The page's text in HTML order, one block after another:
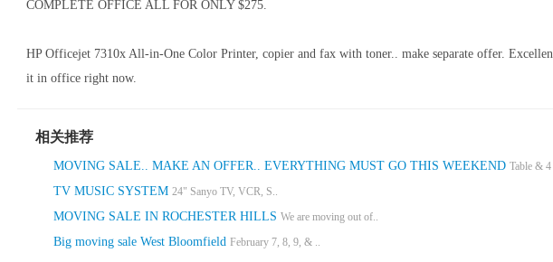
COMPLETE OFFICE ALL FOR ONLY $275.
HP Officejet 7310x All-in-One Color Printer, copier and fax with toner.. make separate offer.
it in office right now.
相关推荐
MOVING SALE.. MAKE AN OFFER.. EVERYTHING MUST GO THIS WEEKEND Table & 4
TV MUSIC SYSTEM 24" Sanyo TV, VCR, S..
MOVING SALE IN ROCHESTER HILLS We are moving out of..
Big moving sale West Bloomfield February 7, 8, 9, & ..